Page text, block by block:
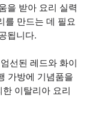
을 받아 요리 실력
를 만드는 데 필요
됩니다.
선된 레드와 화이
가방에 기념품을
이탈리아 요리